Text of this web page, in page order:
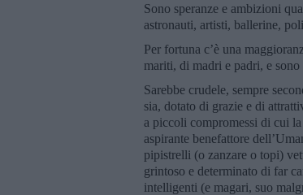
Sono speranze e ambizioni
astronauti, artisti, ballerine,
Per fortuna c’è una
mariti, di madri e padri, e
Sarebbe crudele, sempre
sia, dotato di grazie e di
a piccoli compromessi di cui
aspirante benefattore
pipistrelli (o zanzare o topi)
grintoso e determinato di far
intelligenti (e magari, suo